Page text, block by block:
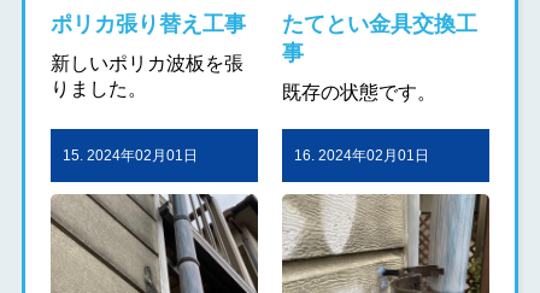
ポリカ張り替え工事
新しいポリカ波板を張
りました。
たてとい金具交換工
事
既存の状態です。
15. 2024年02月01日 16. 2024年02月01日